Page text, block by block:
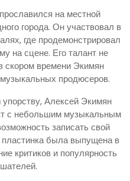
на местной
города. Он участвовал в
где продемонстрировал
на сцене. Его талант не
скором времени Экимян
продюсеров.
Алексей Экимян
с небольшим музыкальным
записать свой
была выпущена в
критиков и популярность